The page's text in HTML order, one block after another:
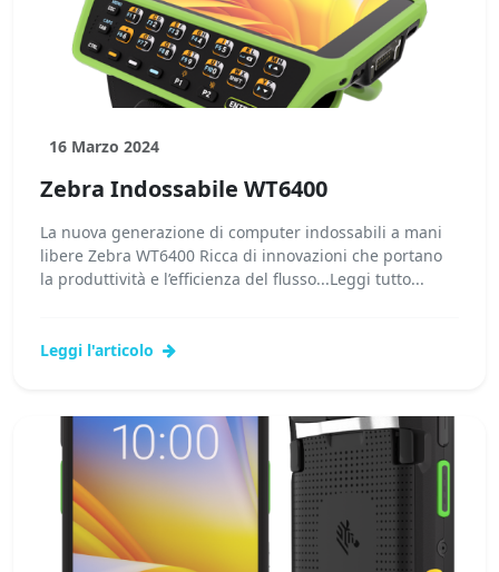
16 Marzo 2024
Zebra Indossabile WT6400
La nuova generazione di computer indossabili a mani
libere Zebra WT6400 Ricca di innovazioni che portano
la produttività e l’efficienza del flusso...Leggi tutto...
Leggi l'articolo